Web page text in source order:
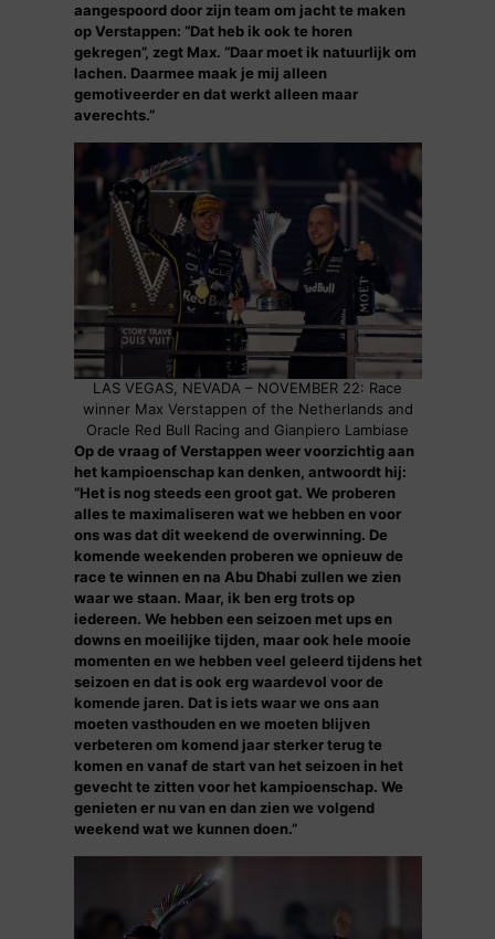
aangespoord door zijn team om jacht te maken
op Verstappen: “Dat heb ik ook te horen
gekregen”, zegt Max. “Daar moet ik natuurlijk om
lachen. Daarmee maak je mij alleen
gemotiveerder en dat werkt alleen maar
averechts.”
LAS VEGAS, NEVADA – NOVEMBER 22: Race
winner Max Verstappen of the Netherlands and
Oracle Red Bull Racing and Gianpiero Lambiase
Op de vraag of Verstappen weer voorzichtig aan
het kampioenschap kan denken, antwoordt hij:
“Het is nog steeds een groot gat. We proberen
alles te maximaliseren wat we hebben en voor
ons was dat dit weekend de overwinning. De
komende weekenden proberen we opnieuw de
race te winnen en na Abu Dhabi zullen we zien
waar we staan. Maar, ik ben erg trots op
iedereen. We hebben een seizoen met ups en
downs en moeilijke tijden, maar ook hele mooie
momenten en we hebben veel geleerd tijdens het
seizoen en dat is ook erg waardevol voor de
komende jaren. Dat is iets waar we ons aan
moeten vasthouden en we moeten blijven
verbeteren om komend jaar sterker terug te
komen en vanaf de start van het seizoen in het
gevecht te zitten voor het kampioenschap. We
genieten er nu van en dan zien we volgend
weekend wat we kunnen doen.”